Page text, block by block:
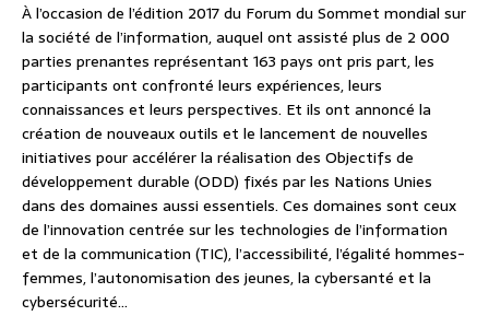
À l’occasion de l’édition 2017 du Forum du Sommet mondial sur
la société de l’information, auquel ont assisté plus de 2 000
parties prenantes représentant 163 pays ont pris part, les
participants ont confronté leurs expériences, leurs
connaissances et leurs perspectives. Et ils ont annoncé la
création de nouveaux outils et le lancement de nouvelles
initiatives pour accélérer la réalisation des Objectifs de
développement durable (ODD) fixés par les Nations Unies
dans des domaines aussi essentiels. Ces domaines sont ceux
de l’innovation centrée sur les technologies de l’information
et de la communication (TIC), l’accessibilité, l’égalité hommes-
femmes, l’autonomisation des jeunes, la cybersanté et la
cybersécurité…